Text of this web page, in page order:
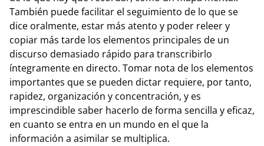
También puede facilitar el seguimiento de lo que se
dice oralmente, estar más atento y poder releer y
copiar más tarde los elementos principales de un
discurso demasiado rápido para transcribirlo
íntegramente en directo. Tomar nota de los elementos
importantes que se pueden dictar requiere, por tanto,
rapidez, organización y concentración, y es
imprescindible saber hacerlo de forma sencilla y eficaz,
en cuanto se entra en un mundo en el que la
información a asimilar se multiplica.